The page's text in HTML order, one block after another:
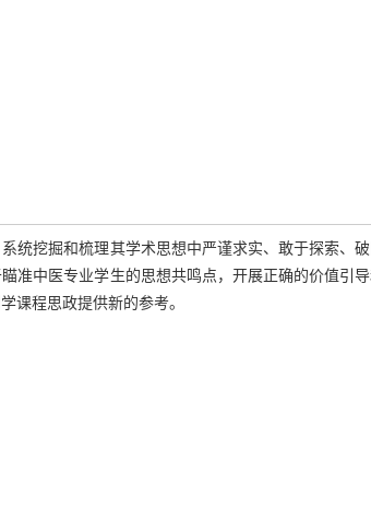
统挖掘和梳理其学术思想中严谨求实、敢于探索、
准中医专业学生的思想共鸣点，开展正确的价值引
课程思政提供新的参考。